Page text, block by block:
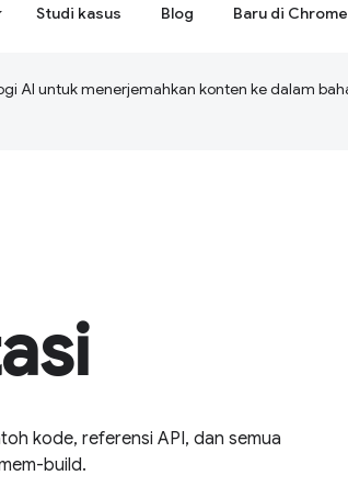
Studi kasus Blog Baru di Chrome
AI untuk menerjemahkan konten ke dalam
kode, referensi API, dan semua
build.